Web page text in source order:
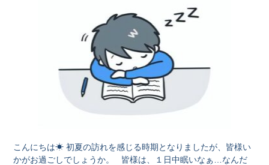
こんにちは☀ 初夏の訪れを感じる時期となりましたが、皆様い
かがお過ごしでしょうか。 皆様は、１日中眠いなぁ…なんだ